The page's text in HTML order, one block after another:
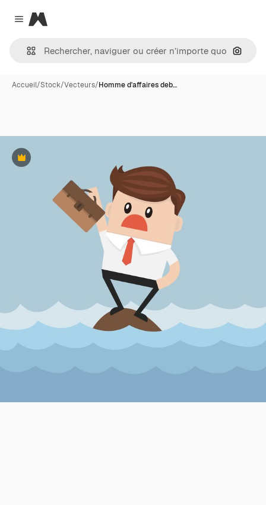
Close menu
Magnific
Accueil/Stock/Vecteurs/Homme d'affaires deb…
Premium